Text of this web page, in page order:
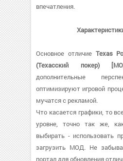
впечатления.
Основное отличие Texas
(Техасский покер)
дополнительные
оптимизируют игровой
мучатся с рекламой.
Что касается графики, то
уровне, точно так же,
выбирать - использовать
загрузить МОД. Не
портал для обновления